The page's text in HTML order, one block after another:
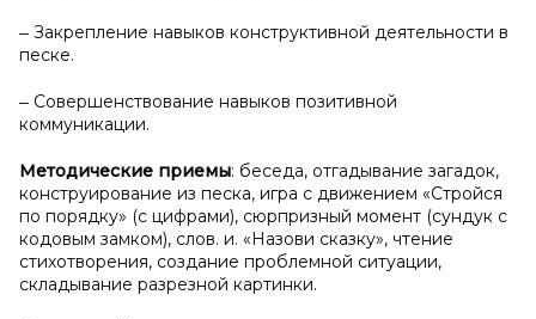
‒ Закрепление навыков конструктивной деятельности в
песке.
‒ Совершенствование навыков позитивной
коммуникации.
Методические приемы: беседа, отгадывание загадок,
конструирование из песка, игра с движением «Стройся
по порядку» (с цифрами), сюрпризный момент (сундук с
кодовым замком), слов. и. «Назови сказку», чтение
стихотворения, создание проблемной ситуации,
складывание разрезной картинки.